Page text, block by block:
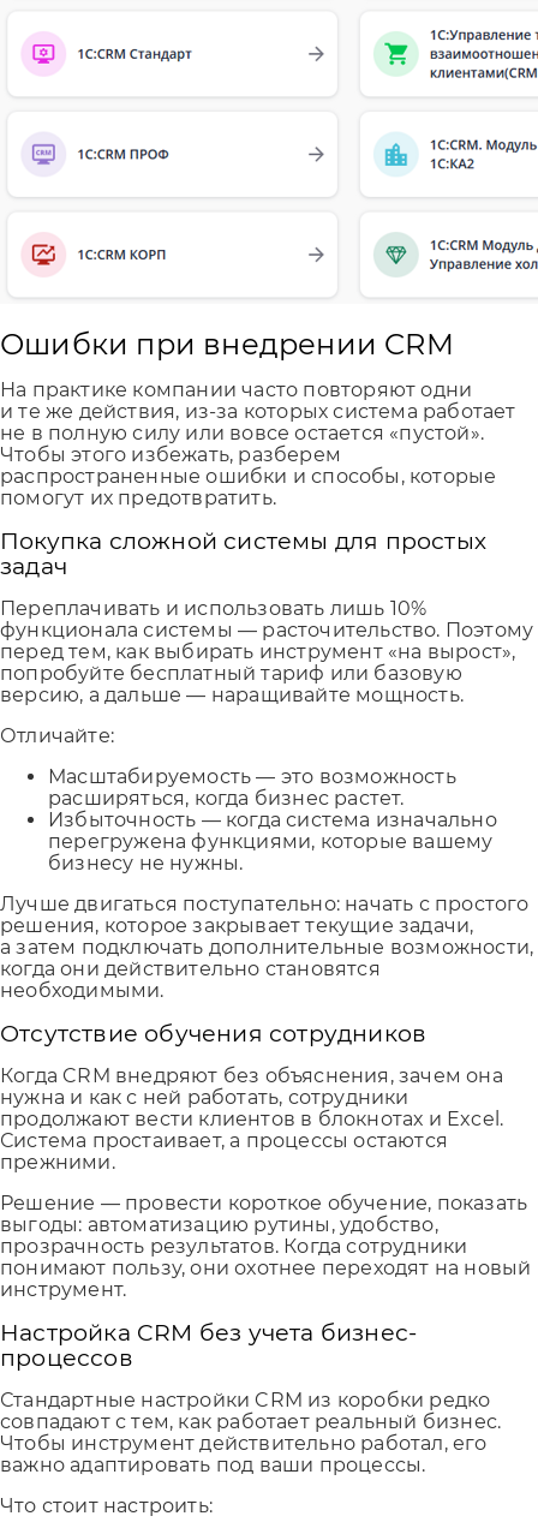
Ошибки при внедрении CRM
На практике компании часто повторяют одни
и те же действия, из-за которых система работает
не в полную силу или вовсе остается «пустой».
Чтобы этого избежать, разберем
распространенные ошибки и способы, которые
помогут их предотвратить.
Покупка сложной системы для простых
задач
Переплачивать и использовать лишь 10%
функционала системы — расточительство. Поэтому
перед тем, как выбирать инструмент «на вырост»,
попробуйте бесплатный тариф или базовую
версию, а дальше — наращивайте мощность.
Отличайте:
Масштабируемость — это возможность
расширяться, когда бизнес растет.
Избыточность — когда система изначально
перегружена функциями, которые вашему
бизнесу не нужны.
Лучше двигаться поступательно: начать с простого
решения, которое закрывает текущие задачи,
а затем подключать дополнительные возможности,
когда они действительно становятся
необходимыми.
Отсутствие обучения сотрудников
Когда CRM внедряют без объяснения, зачем она
нужна и как с ней работать, сотрудники
продолжают вести клиентов в блокнотах и Excel.
Система простаивает, а процессы остаются
прежними.
Решение — провести короткое обучение, показать
выгоды: автоматизацию рутины, удобство,
прозрачность результатов. Когда сотрудники
понимают пользу, они охотнее переходят на новый
инструмент.
Настройка CRM без учета бизнес-
процессов
Стандартные настройки CRM из коробки редко
совпадают с тем, как работает реальный бизнес.
Чтобы инструмент действительно работал, его
важно адаптировать под ваши процессы.
Что стоит настроить: